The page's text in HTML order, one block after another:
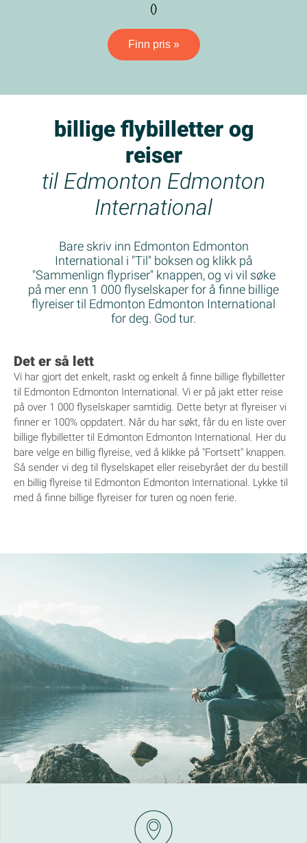
()
Finn pris »
billige flybilletter og
reiser
til Edmonton Edmonton
International
Bare skriv inn Edmonton Edmonton
International i "Til" boksen og klikk på
"Sammenlign flypriser" knappen, og vi vil søke
på mer enn 1 000 flyselskaper for å finne billige
flyreiser til Edmonton Edmonton International
for deg. God tur.
Det er så lett
Vi har gjort det enkelt, raskt og enkelt å finne billige flybilletter
til Edmonton Edmonton International. Vi er på jakt etter reise
på over 1 000 flyselskaper samtidig. Dette betyr at flyreiser vi
finner er 100% oppdatert. Når du har søkt, får du en liste over
billige flybilletter til Edmonton Edmonton International. Her du
bare velge en billig flyreise, ved å klikke på "Fortsett" knappen.
Så sender vi deg til flyselskapet eller reisebyrået der du bestill
en billig flyreise til Edmonton Edmonton International. Lykke til
med å finne billige flyreiser for turen og noen ferie.